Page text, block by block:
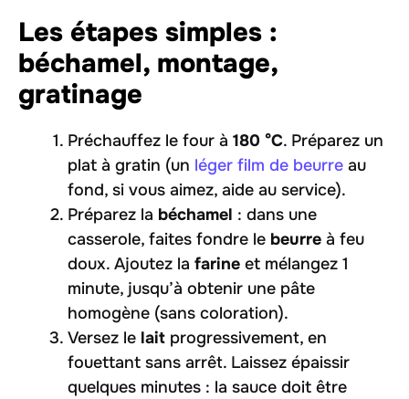
Les étapes simples :
béchamel, montage,
gratinage
Préchauffez le four à 180 °C. Préparez un
plat à gratin (un léger film de beurre au
fond, si vous aimez, aide au service).
Préparez la béchamel : dans une
casserole, faites fondre le beurre à feu
doux. Ajoutez la farine et mélangez 1
minute, jusqu’à obtenir une pâte
homogène (sans coloration).
Versez le lait progressivement, en
fouettant sans arrêt. Laissez épaissir
quelques minutes : la sauce doit être